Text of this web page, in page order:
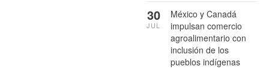
México y Canadá
impulsan comercio
agroalimentario con
inclusión de los
pueblos indígenas
30
JUL